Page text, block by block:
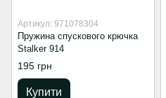
Артикул: 971078304
Пружина спускового крючка
Stalker 914
195 грн
Купити